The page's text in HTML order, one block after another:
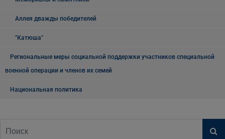
Аллея дважды победителей
"Катюша"
Региональные меры социальной поддержки участников специальной
военной операции и членов их семей
Национальная политика